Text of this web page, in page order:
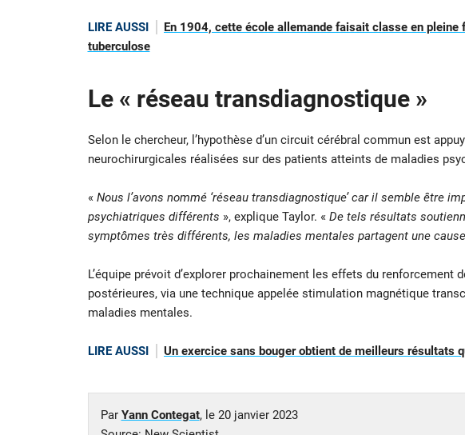
LIRE AUSSI
En 1904, cette école allemande faisait classe en pleine
tuberculose
Le « réseau transdiagnostique »
Selon le chercheur, l’hypothèse d’un circuit cérébral commun est
neurochirurgicales réalisées sur des patients atteints de maladies
« Nous l’avons nommé ‘réseau transdiagnostique’ car il semble être
psychiatriques différents », explique Taylor. « De tels résultats
symptômes très différents, les maladies mentales partagent une
L’équipe prévoit d’explorer prochainement les effets du renforcement
postérieures, via une technique appelée stimulation magnétique
maladies mentales.
LIRE AUSSI Un exercice sans bouger obtient de meilleurs résultats
Par Yann Contegat, le 20 janvier 2023